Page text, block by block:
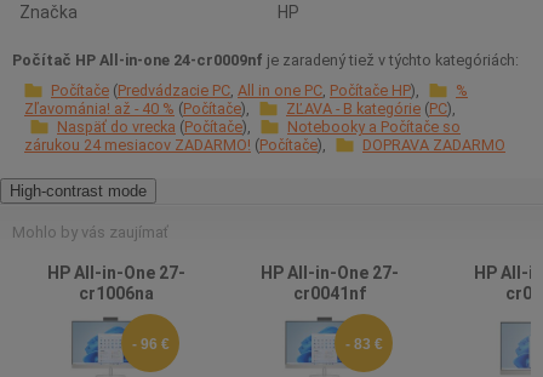
Značka
HP
Počítač HP All-in-one 24-cr0009nf je zaradený tiež v týchto kategóriách:
Počítače Predvádzacie PC All in one PC Počítače HP
%
Zľavománia! až - 40 % Počítače ZĽAVA - B kategórie PC
Naspäť do vrecka Počítače
Notebooky a Počítače so
zárukou 24 mesiacov ZADARMO! Počítače DOPRAVA ZADARMO
High-contrast mode
Mohlo by vás zaujímať
HP All-in-One 27-
cr1006na
- 96 €
HP All-in-One 27-
cr0041nf
- 83 €
HP All-